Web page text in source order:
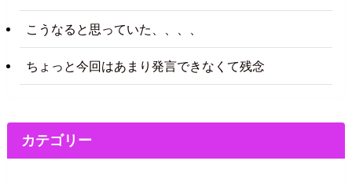
こうなると思っていた、、、、
ちょっと今回はあまり発言できなくて残念
カテゴリー